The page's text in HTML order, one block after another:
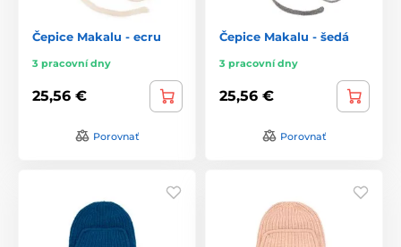
Čepice Makalu - ecru
3 pracovní dny
25,56 €
Porovnať
Čepice Makalu - šedá
3 pracovní dny
25,56 €
Porovnať